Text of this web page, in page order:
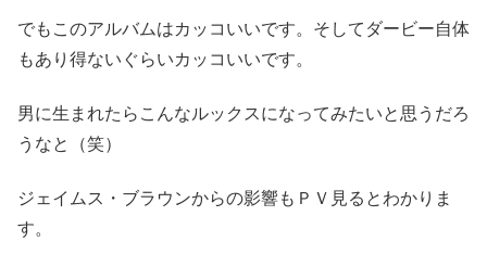
でもこのアルバムはカッコいいです。そしてダービー自体
もあり得ないぐらいカッコいいです。
男に生まれたらこんなルックスになってみたいと思うだろ
うなと（笑）
ジェイムス・ブラウンからの影響もＰＶ見るとわかりま
す。